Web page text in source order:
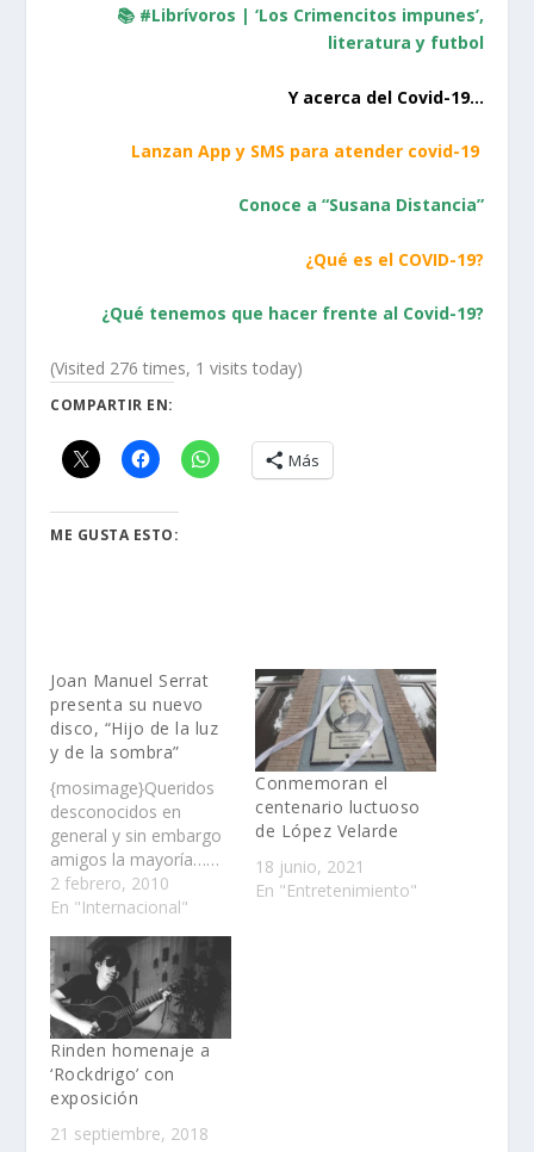
📚#Librívoros | ‘Los Crimencitos impunes’,
literatura y futbol
Y acerca del Covid-19…
Lanzan App y SMS para atender covid-19
Conoce a “Susana Distancia”
¿Qué es el COVID-19?
¿Qué tenemos que hacer frente al Covid-19?
(Visited 276 times, 1 visits today)
COMPARTIR EN:
Más
ME GUSTA ESTO:
Joan Manuel Serrat
presenta su nuevo
disco, “Hijo de la luz
y de la sombra”
{mosimage}Queridos
desconocidos en
general y sin embargo
amigos la mayoría……
2 febrero, 2010
En "Internacional"
Conmemoran el
centenario luctuoso
de López Velarde
18 junio, 2021
En "Entretenimiento"
Rinden homenaje a
‘Rockdrigo’ con
exposición
21 septiembre, 2018